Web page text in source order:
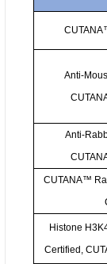
CUTANA
Anti-
Anti-
CUTANA™
Histone
Certified,